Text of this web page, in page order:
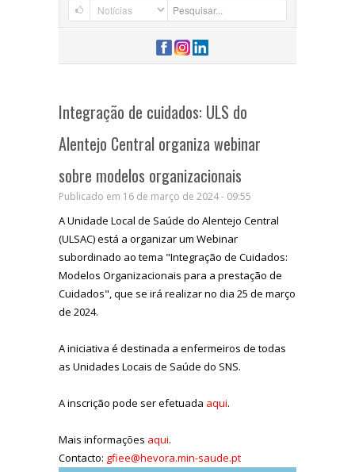
Integração de cuidados: ULS do
Alentejo Central organiza webinar
sobre modelos organizacionais
Publicado em 16 de março de 2024 - 09:55
A Unidade Local de Saúde do Alentejo Central
(ULSAC) está a organizar um Webinar
subordinado ao tema "Integração de Cuidados:
Modelos Organizacionais para a prestação de
Cuidados", que se irá realizar no dia 25 de março
de 2024.
A iniciativa é destinada a enfermeiros de todas
as Unidades Locais de Saúde do SNS.
A inscrição pode ser efetuada aqui.
Mais informações aqui.
Contacto: gfiee@hevora.min-saude.pt